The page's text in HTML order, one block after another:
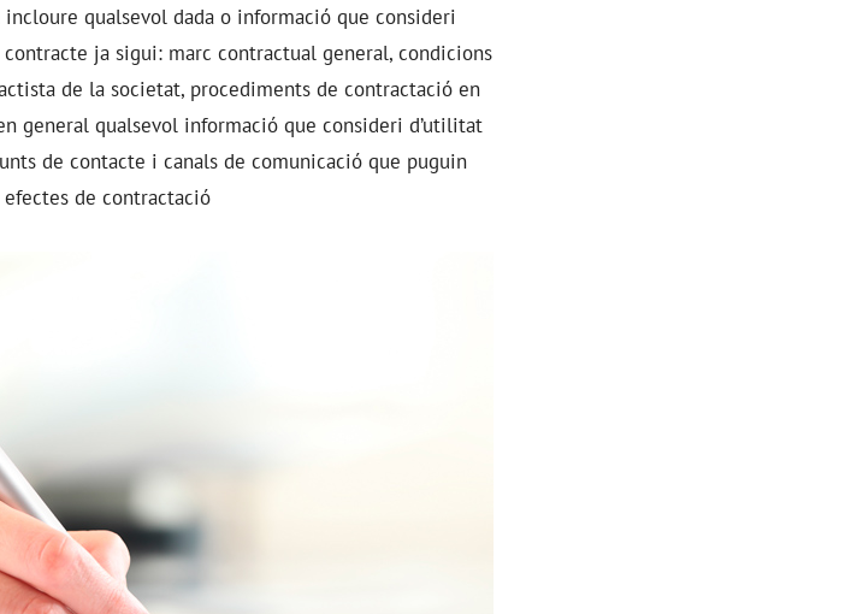
incloure qualsevol dada o informació que consideri
ja sigui: marc contractual general, condicions
de la societat, procediments de contractació en
general qualsevol informació que consideri d’utilitat
de contacte i canals de comunicació que puguin
de contractació